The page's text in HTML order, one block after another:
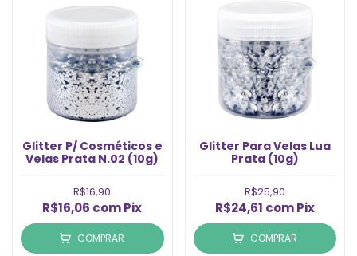
Glitter P/ Cosméticos e
Velas Prata N.02 (10g)
R$16,90
R$16,06 comPix
COMPRAR
Glitter Para Velas Lua
Prata (10g)
R$25,90
R$24,61 com Pix
COMPRAR